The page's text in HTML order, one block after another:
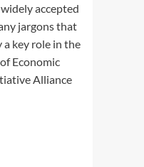
accepted
jargons that
key role in the
Economic
Alliance